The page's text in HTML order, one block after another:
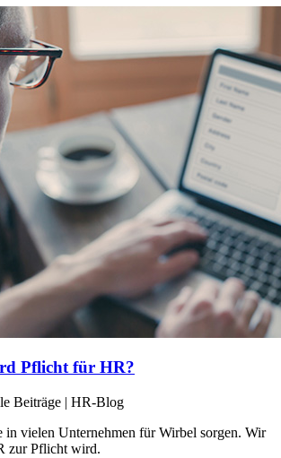
Pflicht für HR?
Beiträge | HR-Blog
in vielen Unternehmen für Wirbel sorgen. Wir
zur Pflicht wird.